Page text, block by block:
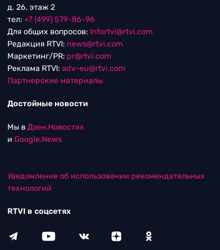
д. 26, этаж 2
тел: +7 (499) 579-86-96
Для общих вопросов: Infortvi@rtvi.com
Редакция RTVI: news@rtvi.com
Маркетинг/PR: pr@rtvi.com
Реклама RTVI: adv-eu@rtvi.com
Партнерские материалы
Достойные новости
Мы в Дзен.Новостях
и Google.News
Уведомление об использовании рекомендательных
технологий
RTVI в соцсетях